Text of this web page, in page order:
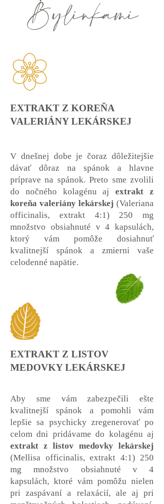
Bylinkami
EXTRAKT Z KOREŇA
VALERIÁNY LEKÁRSKEJ
V dnešnej dobe je čoraz dôležitejšie
dávať dôraz na spánok a hlavne
príprave na spánok. Preto sme zvolili
do nočného kolagénu aj extrakt z
koreňa valeriány lekárskej (Valeriana
officinalis, extrakt 4:1) 250 mg
množstvo obsiahnuté v 4 kapsulách,
ktorý vám pomôže dosiahnuť
kvalitnejší spánok a zmierni vaše
celodenné napätie.
EXTRAKT Z LISTOV
MEDOVKY LEKÁRSKEJ
Aby sme vám zabezpečili ešte
kvalitnejší spánok a pomohli vám
lepšie sa psychicky zregenerovať po
celom dni pridávame do kolagénu aj
extrakt z listov medovky lekárskej
(Mellisa officinalis, extrakt 4:1) 250
mg množstvo obsiahnuté v 4
kapsulách, ktoré vám pomôžu nielen
pri zaspávaní a relaxácií, ale aj pri